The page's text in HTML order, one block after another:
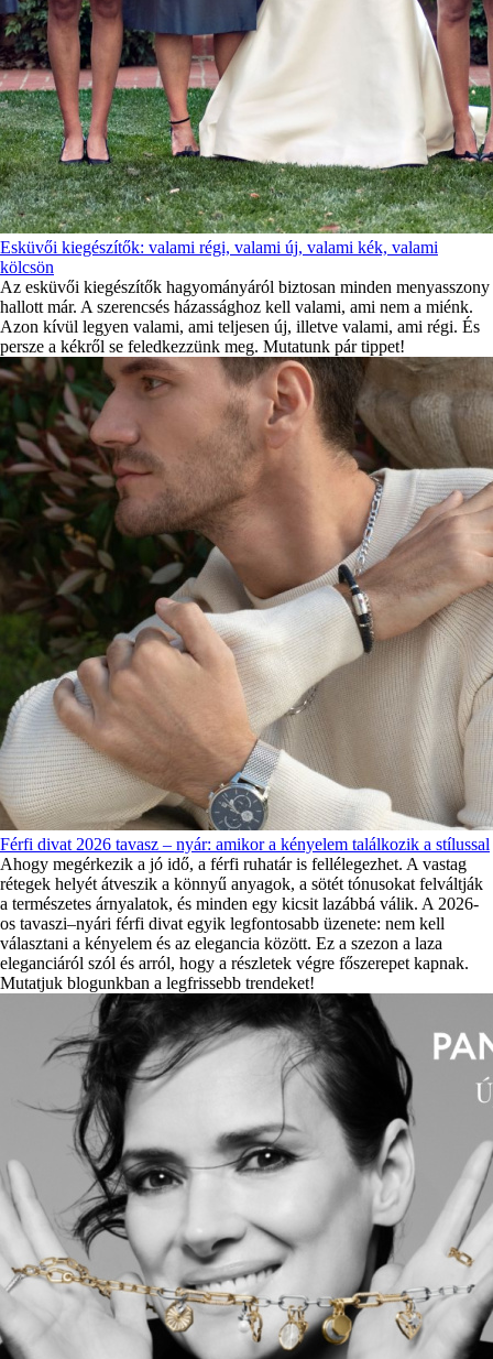
Esküvői kiegészítők: valami régi, valami új, valami kék, valami
kölcsön
Az esküvői kiegészítők hagyományáról biztosan minden menyasszony
hallott már. A szerencsés házassághoz kell valami, ami nem a miénk.
Azon kívül legyen valami, ami teljesen új, illetve valami, ami régi. És
persze a kékről se feledkezzünk meg. Mutatunk pár tippet!
Férfi divat 2026 tavasz – nyár: amikor a kényelem találkozik a stílussal
Ahogy megérkezik a jó idő, a férfi ruhatár is fellélegezhet. A vastag
rétegek helyét átveszik a könnyű anyagok, a sötét tónusokat felváltják
a természetes árnyalatok, és minden egy kicsit lazábbá válik. A 2026-
os tavaszi–nyári férfi divat egyik legfontosabb üzenete: nem kell
választani a kényelem és az elegancia között. Ez a szezon a laza
eleganciáról szól és arról, hogy a részletek végre főszerepet kapnak.
Mutatjuk blogunkban a legfrissebb trendeket!